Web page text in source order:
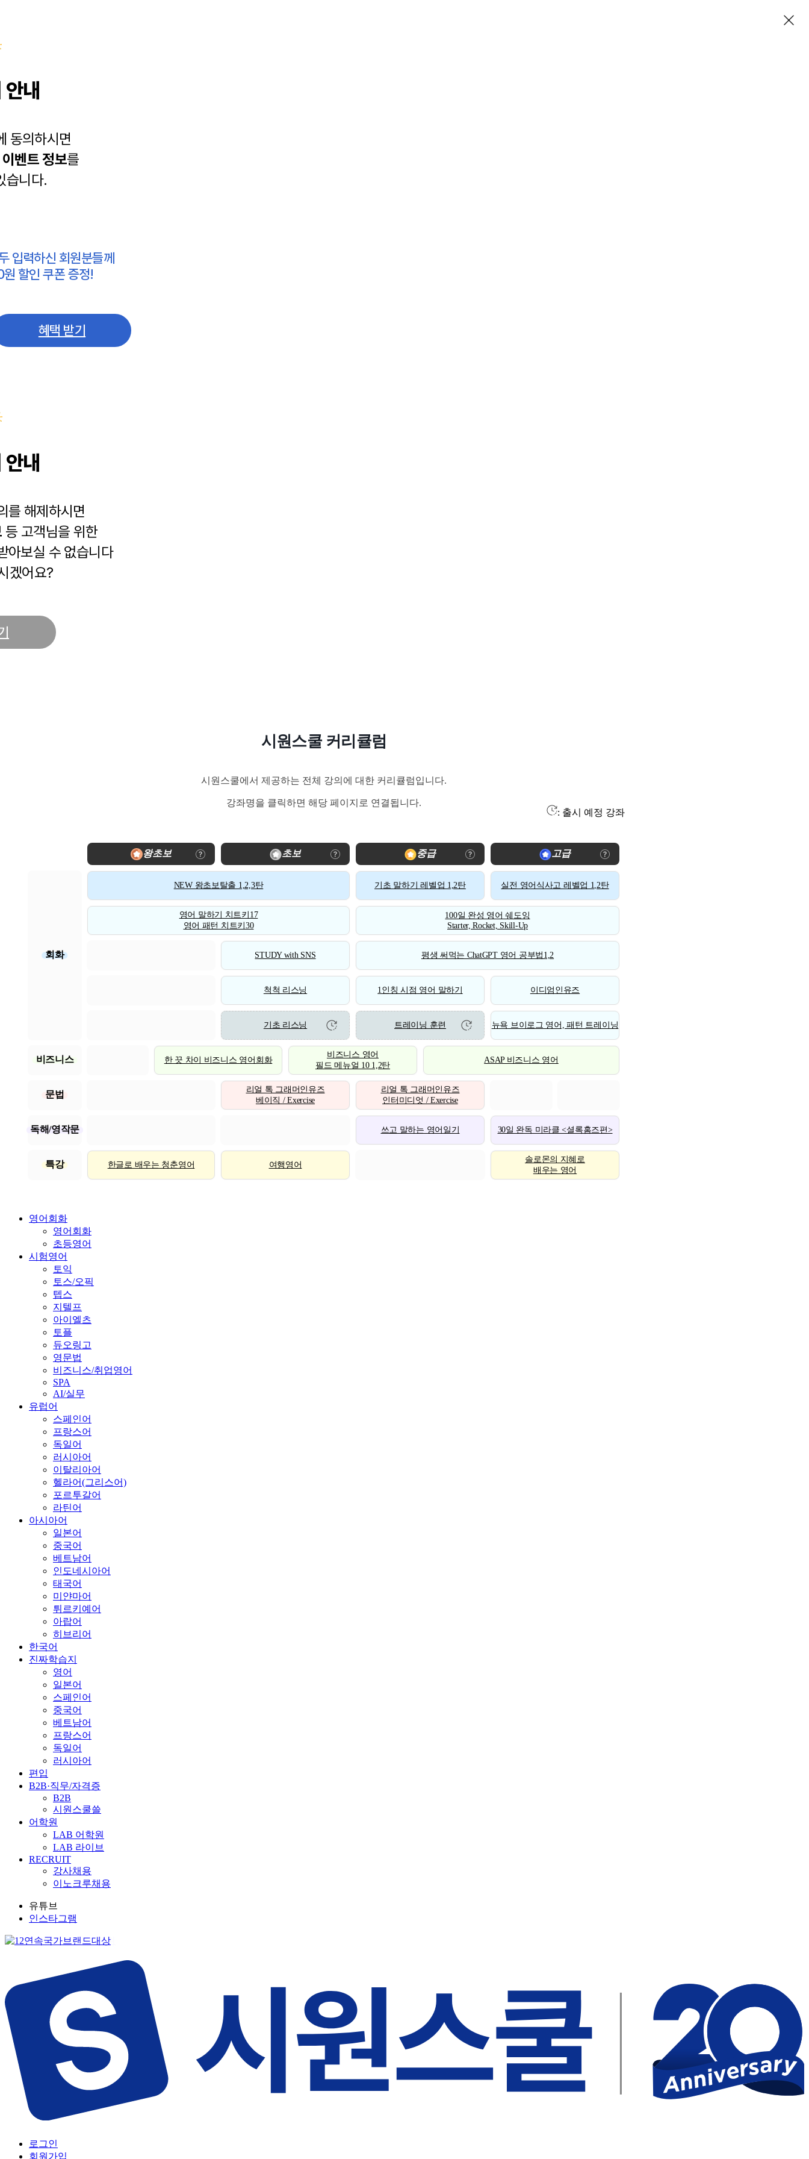
내
동의하시면
이벤트 정보를
습니다.
입력하신 회원분들께
할인 쿠폰 증정!
혜택 받기
내
를 해제하시면
등 고객님을 위한
아보실 수 없습니다
겠어요?
시원스쿨 커리큘럼
시원스쿨에서 제공하는 전체 강의에 대한 커리큘럼입니다.
강좌명을 클릭하면 해당 페이지로 연결됩니다.
: 출시 예정 강좌
왕초보 초보 중급 고급
회화
NEW 왕초보탈출 1,2,3탄 기초 말하기 레벨업 1,2탄 실전 영어식사고 레벨업 1,2탄
영어 말하기 치트키17
영어 패턴 치트키30
100일 완성 영어 쉐도잉
Starter, Rocket, Skill-Up
STUDY with SNS 평생 써먹는 ChatGPT 영어 공부법1,2
척척 리스닝 1인칭 시점 영어 말하기 이디엄인유즈
기초 리스닝 트레이닝 훈련 뉴욕 브이로그 영어, 패턴 트레이닝
비즈니스 한 끗 차이 비즈니스 영어회화
비즈니스 영어
필드 메뉴얼 10 1,2탄
ASAP 비즈니스 영어
문법
리얼 톡 그래머인유즈
베이직 / Exercise
리얼 톡 그래머인유즈
인터미디엇 / Exercise
독해/영작문 쓰고 말하는 영어일기 30일 완독 미라클 <셜록홈즈편>
특강 한글로 배우는 청춘영어 여행영어
솔로몬의 지혜로
배우는 영어
영어회화
영어회화
초등영어
시험영어
토익
토스/오픽
텝스
지텔프
아이엘츠
토플
듀오링고
영문법
비즈니스/취업영어
SPA
AI/실무
유럽어
스페인어
프랑스어
독일어
러시아어
이탈리아어
헬라어(그리스어)
포르투갈어
라틴어
아시아어
일본어
중국어
베트남어
인도네시아어
태국어
미얀마어
튀르키예어
아랍어
히브리어
한국어
진짜학습지
영어
일본어
스페인어
중국어
베트남어
프랑스어
독일어
러시아어
편입
B2B·직무/자격증
B2B
시원스쿨쓸
어학원
LAB 어학원
LAB 라이브
RECRUIT
강사채용
이노크루채용
유튜브
인스타그램
로그인
회원가입